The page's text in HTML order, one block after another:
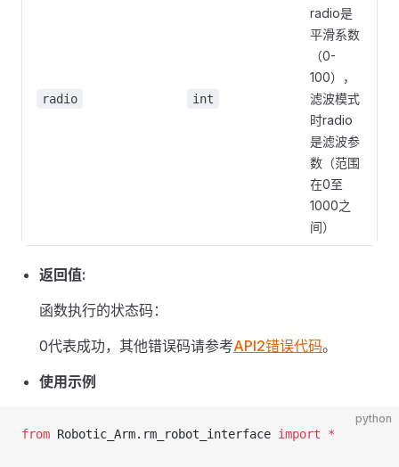
radio int
radio是
平滑系数
（0-
100），
滤波模式
时radio
是滤波参
数（范围
在0至
1000之
间）
返回值:
函数执行的状态码：
0代表成功，其他错误码请参考API2错误代码。
使用示例
python
from Robotic_Arm.rm_robot_interface import *